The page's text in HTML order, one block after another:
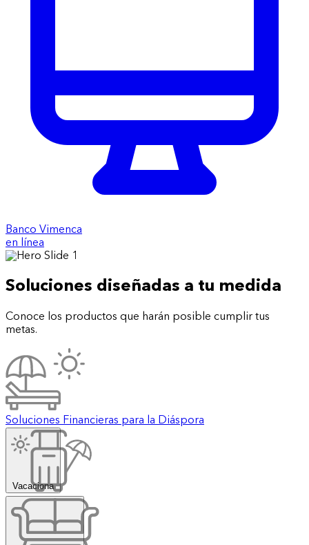
Banco Vimenca
en línea
Soluciones diseñadas a tu medida
Conoce los productos que harán posible cumplir tus
metas.
Soluciones Financieras para la Diáspora
Vacaciona